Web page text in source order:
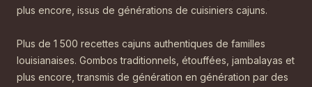
plus encore, issus de générations de cuisiniers cajuns.
Plus de 1 500 recettes cajuns authentiques de familles
louisianaises. Gombos traditionnels, étouffées, jambalayas et
plus encore, transmis de génération en génération par des